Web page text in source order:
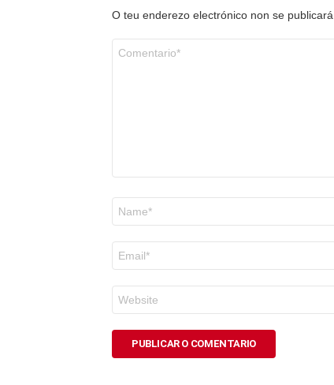
O teu enderezo electrónico non se publicará
electrónico
*